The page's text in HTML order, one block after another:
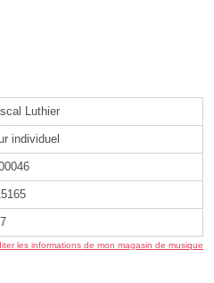
Luthier
individuel
les informations de mon magasin de musique